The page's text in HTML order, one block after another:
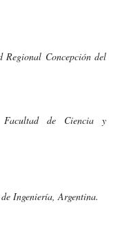
Regional Concepción del
Facultad de Ciencia y
Ingeniería, Argentina.